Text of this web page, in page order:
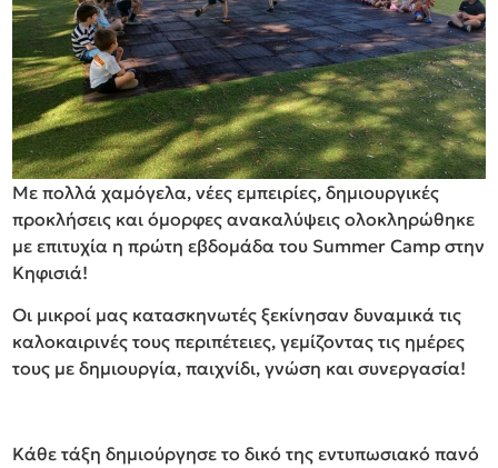
Με πολλά χαμόγελα, νέες εμπειρίες, δημιουργικές
προκλήσεις και όμορφες ανακαλύψεις ολοκληρώθηκε
με επιτυχία η πρώτη εβδομάδα του Summer Camp στην
Κηφισιά!
Οι μικροί μας κατασκηνωτές ξεκίνησαν δυναμικά τις
καλοκαιρινές τους περιπέτειες, γεμίζοντας τις ημέρες
τους με δημιουργία, παιχνίδι, γνώση και συνεργασία!
Κάθε τάξη δημιούργησε το δικό της εντυπωσιακό πανό